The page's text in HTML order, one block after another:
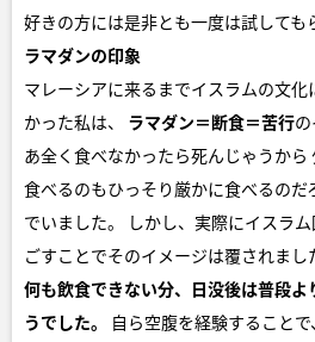
好きの方には是非とも一度は試しても
ラマダンの印象
マレーシアに来るまでイスラムの文
かった私は、 ラマダン＝断食＝苦行
あ全く食べなかったら死んじゃうから
食べるのもひっそり厳かに食べるのだ
でいました。 しかし、実際にイスラ
ごすことでそのイメージは覆されまし
何も飲食できない分、日没後は普段よ
うでした。
自ら空腹を経験すること